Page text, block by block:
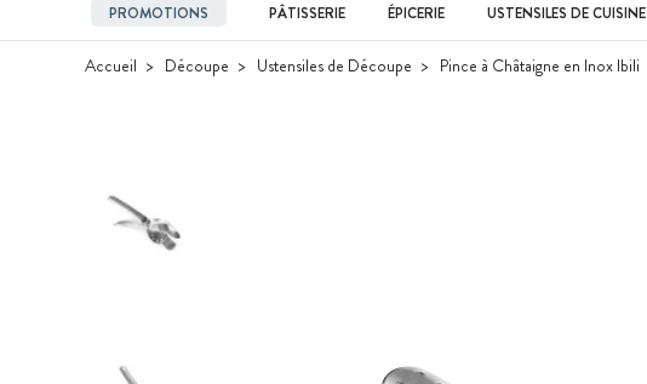
PROMOTIONS PÂTISSERIE ÉPICERIE USTENSILES DE CUISINE
Accueil Découpe Ustensiles de Découpe Pince à Châtaigne en Inox Ibili